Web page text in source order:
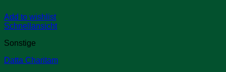
Add to wishlist
Schnellansicht
Sonstige
Datta Charitam